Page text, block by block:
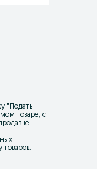
" Подать
товаре, с